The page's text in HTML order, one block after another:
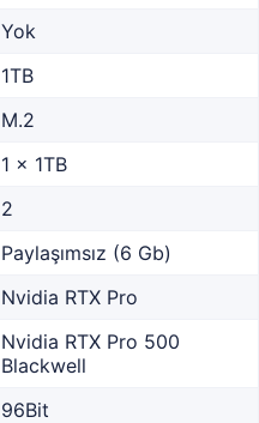
Yok
1TB
M.2
1 x 1TB
2
Paylaşımsız (6 Gb)
Nvidia RTX Pro
Nvidia RTX Pro 500
Blackwell
96Bit